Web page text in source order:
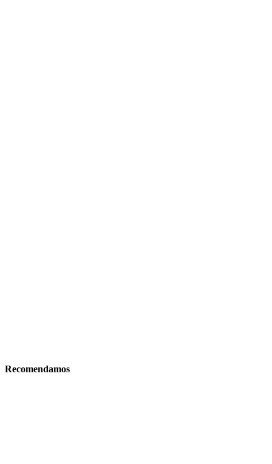
Recomendamos